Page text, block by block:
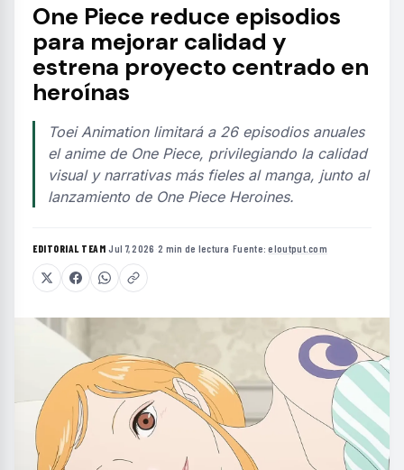
One Piece reduce episodios
para mejorar calidad y
estrena proyecto centrado en
heroínas
Toei Animation limitará a 26 episodios anuales
el anime de One Piece, privilegiando la calidad
visual y narrativas más fieles al manga, junto al
lanzamiento de One Piece Heroines.
EDITORIAL TEAM·Jul 7, 2026 ·2 min de lectura ·Fuente:eloutput.com